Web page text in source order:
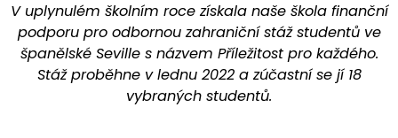
V uplynulém školním roce získala naše škola finanční
podporu pro odbornou zahraniční stáž studentů ve
španělské Seville s názvem Příležitost pro každého.
Stáž proběhne v lednu 2022 a zúčastní se jí 18
vybraných studentů.